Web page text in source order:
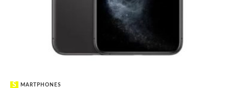
SMARTPHONES